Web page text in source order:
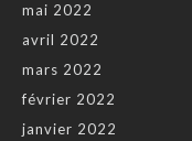
mai 2022
avril 2022
mars 2022
février 2022
janvier 2022